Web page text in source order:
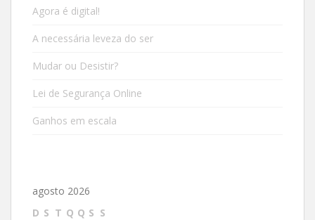
Agora é digital!
A necessária leveza do ser
Mudar ou Desistir?
Lei de Segurança Online
Ganhos em escala
agosto 2026
D S T Q Q S S